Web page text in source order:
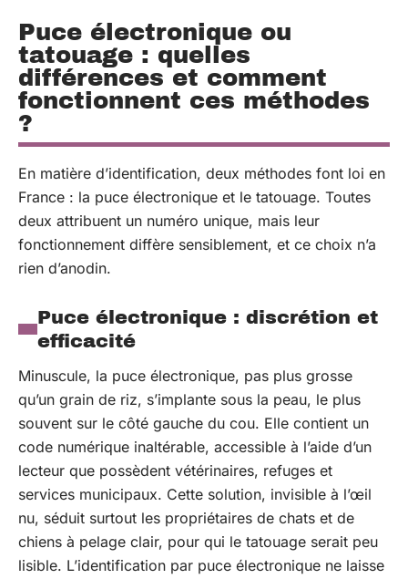
Puce électronique ou
tatouage : quelles
différences et comment
fonctionnent ces méthodes
?
En matière d’identification, deux méthodes font loi en
France : la puce électronique et le tatouage. Toutes
deux attribuent un numéro unique, mais leur
fonctionnement diffère sensiblement, et ce choix n’a
rien d’anodin.
Puce électronique : discrétion et
efficacité
Minuscule, la puce électronique, pas plus grosse
qu’un grain de riz, s’implante sous la peau, le plus
souvent sur le côté gauche du cou. Elle contient un
code numérique inaltérable, accessible à l’aide d’un
lecteur que possèdent vétérinaires, refuges et
services municipaux. Cette solution, invisible à l’œil
nu, séduit surtout les propriétaires de chats et de
chiens à pelage clair, pour qui le tatouage serait peu
lisible. L’identification par puce électronique ne laisse